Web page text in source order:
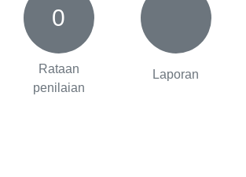
0
Rataan
penilaian
Laporan